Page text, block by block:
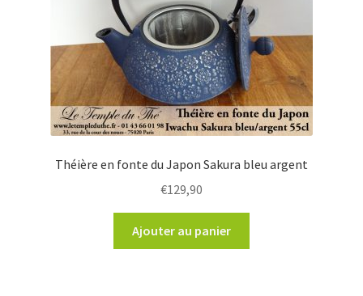
Théière en fonte du Japon Sakura bleu argent
€129,90
Ajouter au panier